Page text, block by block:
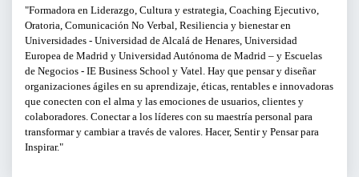
Formadora en Liderazgo, Cultura y estrategia, Coaching Ejecutivo,
Oratoria, Comunicación No Verbal, Resiliencia y bienestar en
Universidades - Universidad de Alcalá de Henares, Universidad
Europea de Madrid y Universidad Autónoma de Madrid – y Escuelas
de Negocios - IE Business School y Vatel. Hay que pensar y diseñar
organizaciones ágiles en su aprendizaje, éticas, rentables e innovadoras
que conecten con el alma y las emociones de usuarios, clientes y
colaboradores. Conectar a los líderes con su maestría personal para
transformar y cambiar a través de valores. Hacer, Sentir y Pensar para
Inspirar.